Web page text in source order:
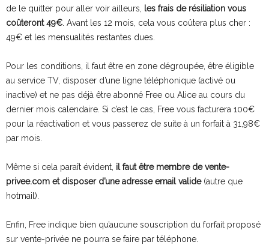
de le quitter pour aller voir ailleurs, les frais de résiliation vous
coûteront 49€. Avant les 12 mois, cela vous coûtera plus cher :
49€ et les mensualités restantes dues.
Pour les conditions, il faut être en zone dégroupée, être éligible
au service TV, disposer d’une ligne téléphonique (activé ou
inactive) et ne pas déjà être abonné Free ou Alice au cours du
dernier mois calendaire. Si c’est le cas, Free vous facturera 100€
pour la réactivation et vous passerez de suite à un forfait à 31,98€
par mois.
Même si cela paraît évident, il faut être membre de vente-
privee.com et disposer d’une adresse email valide(autre que
hotmail).
Enfin, Free indique bien qu’aucune souscription du forfait proposé
sur vente-privée ne pourra se faire par téléphone.